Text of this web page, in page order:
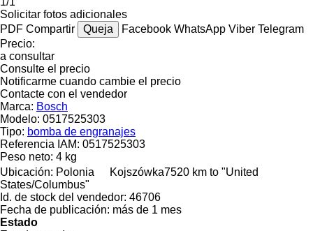
Solicitar fotos adicionales
PDF Compartir Queja Facebook WhatsApp Viber Telegram
Precio:
a consultar
Consulte el precio
Notificarme cuando cambie el precio
Contacte con el vendedor
Marca: Bosch
Modelo: 0517525303
Tipo: bomba de engranajes
Referencia IAM: 0517525303
Peso neto: 4 kg
Ubicación: Polonia Kojszówka7520 km to "United
States/Columbus"
Id. de stock del vendedor: 46706
Fecha de publicación: más de 1 mes
Estado